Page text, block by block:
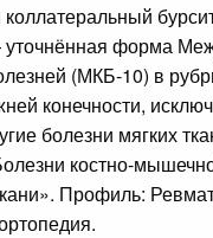
форма
(МКБ-10) в
конечности,
болезни мягких
костно-
Профиль: